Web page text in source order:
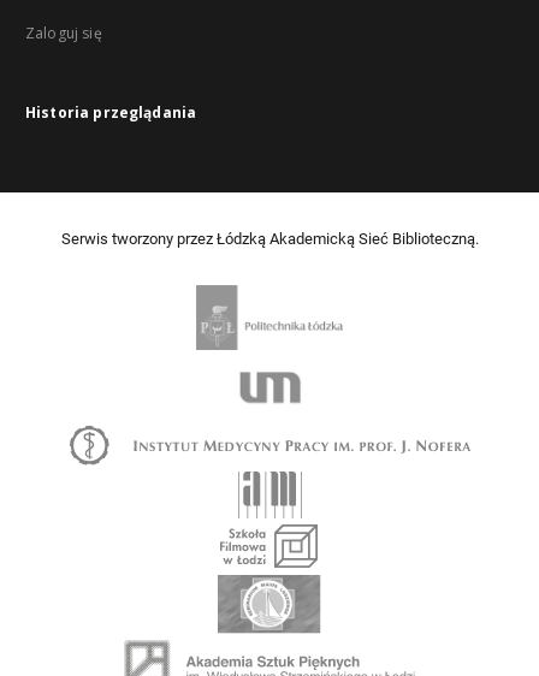
Zaloguj się
Historia przeglądania
Serwis tworzony przez Łódzką Akademicką Sieć Biblioteczną.